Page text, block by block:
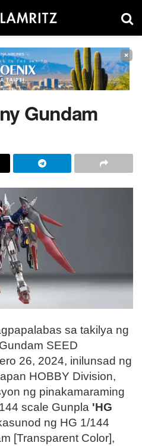
×
Gundam
sa takilya ng
SEED
26, 2024, inilunsad ng
HOBBY Division,
ng pinakamaraming
scale Gunpla 'HG
ng HG 1/144
[Transparent Color],